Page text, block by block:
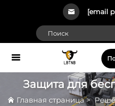
[email
Защита для
Главная страница>